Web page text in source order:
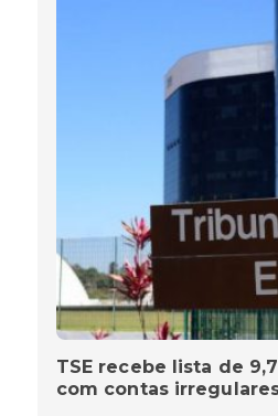
TSE recebe lista de
com contas